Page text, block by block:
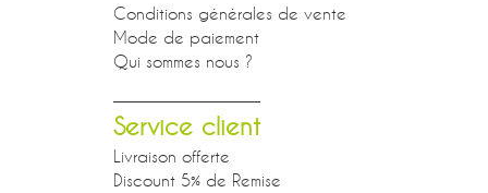
Conditions générales de vente
Mode de paiement
Qui sommes nous ?
Service client
Livraison offerte
Discount 5% de Remise